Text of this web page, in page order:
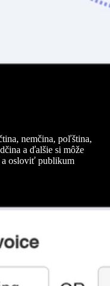
nemčina, poľština,
a ďalšie si môže
osloviť publikum